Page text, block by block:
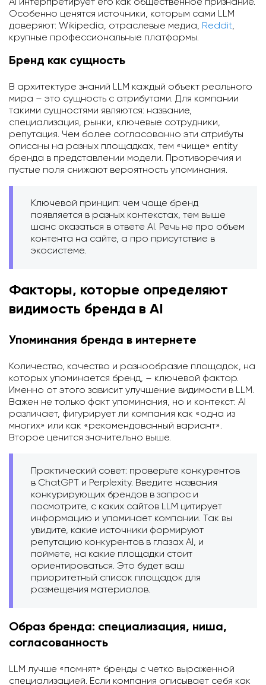
AI интерпретирует его как общественное признание.
Особенно ценятся источники, которым сами LLM
доверяют: Wikipedia, отраслевые медиа, Reddit,
крупные профессиональные платформы.
Бренд как сущность
В архитектуре знаний LLM каждый объект реального
мира – это сущность с атрибутами. Для компании
такими сущностями являются: название,
специализация, рынки, ключевые сотрудники,
репутация. Чем более согласованно эти атрибуты
описаны на разных площадках, тем «чище» entity
бренда в представлении модели. Противоречия и
пустые поля снижают вероятность упоминания.
Ключевой принцип: чем чаще бренд
появляется в разных контекстах, тем выше
шанс оказаться в ответе AI. Речь не про объем
контента на сайте, а про присутствие в
экосистеме.
Факторы, которые определяют
видимость бренда в AI
Упоминания бренда в интернете
Количество, качество и разнообразие площадок, на
которых упоминается бренд, – ключевой фактор.
Именно от этого зависит улучшение видимости в LLM.
Важен не только факт упоминания, но и контекст: AI
различает, фигурирует ли компания как «одна из
многих» или как «рекомендованный вариант».
Второе ценится значительно выше.
Практический совет: проверьте конкурентов
в ChatGPT и Perplexity. Введите названия
конкурирующих брендов в запрос и
посмотрите, с каких сайтов LLM цитирует
информацию и упоминает компании. Так вы
увидите, какие источники формируют
репутацию конкурентов в глазах AI, и
поймете, на какие площадки стоит
ориентироваться. Это будет ваш
приоритетный список площадок для
размещения материалов.
Образ бренда: специализация, ниша,
согласованность
LLM лучше «помнят» бренды с четко выраженной
специализацией. Если компания описывает себя как